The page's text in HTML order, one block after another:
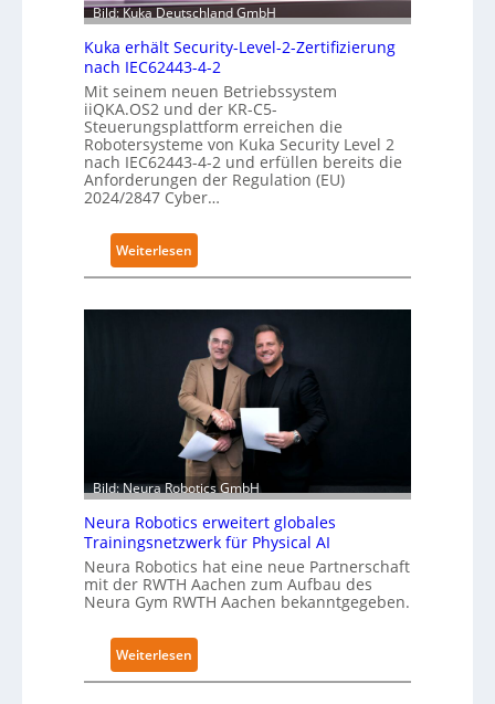
Bild: Kuka Deutschland GmbH
Kuka erhält Security-Level-2-Zertifizierung
nach IEC62443-4-2
Mit seinem neuen Betriebssystem
iiQKA.OS2 und der KR-C5-
Steuerungsplattform erreichen die
Robotersysteme von Kuka Security Level 2
nach IEC62443-4-2 und erfüllen bereits die
Anforderungen der Regulation (EU)
2024/2847 Cyber…
Weiterlesen
K
e
r
h
ä
l
t
S
e
c
u
r
t
y
Bild: Neura Robotics GmbH
Neura Robotics erweitert globales
Trainingsnetzwerk für Physical AI
Neura Robotics hat eine neue Partnerschaft
mit der RWTH Aachen zum Aufbau des
Neura Gym RWTH Aachen bekanntgegeben.
Weiterlesen
N